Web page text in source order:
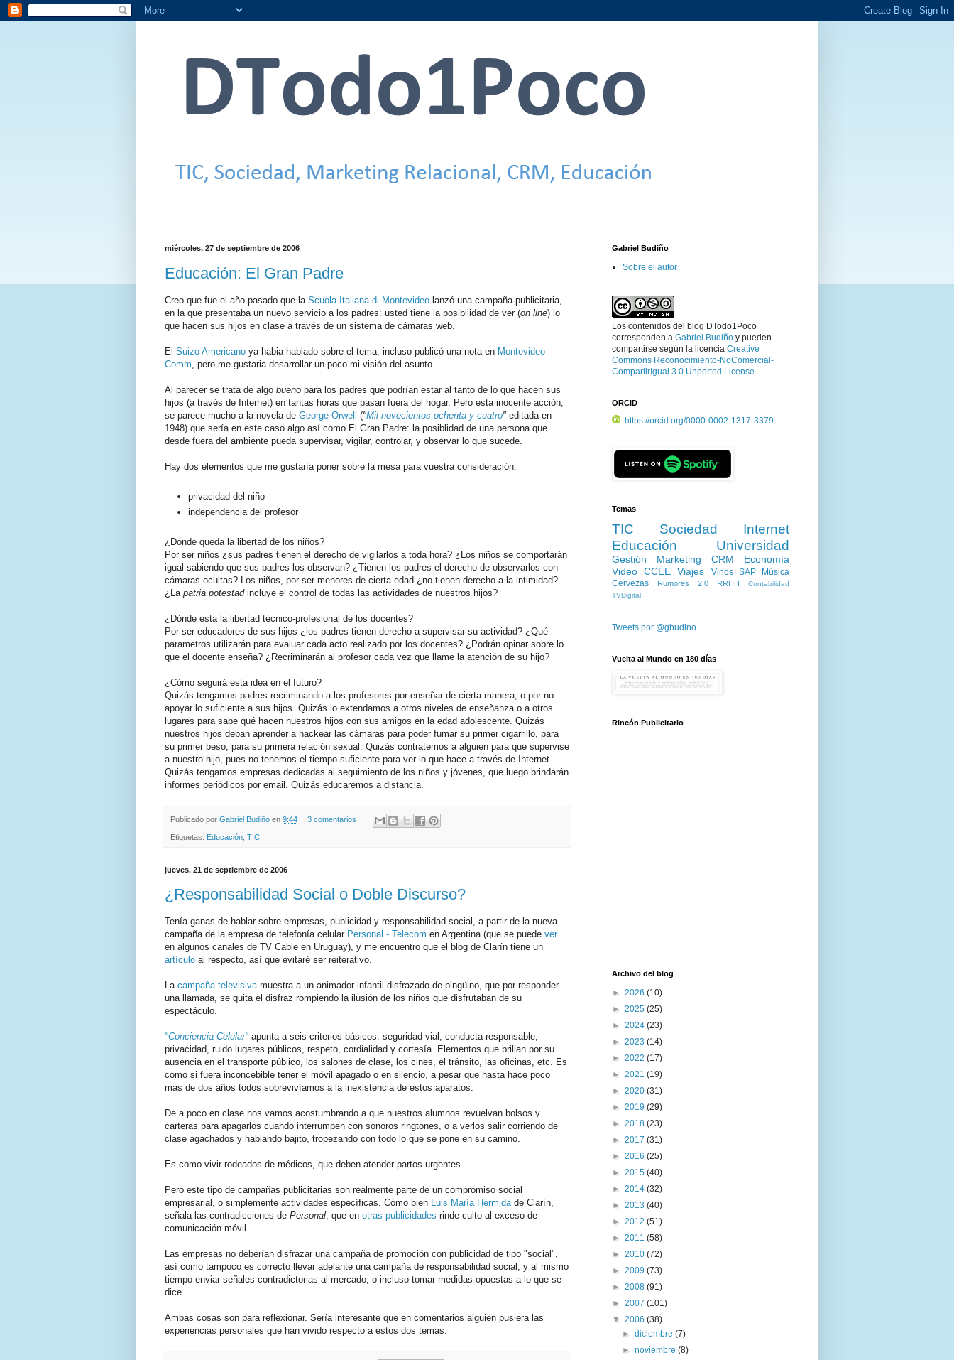
miércoles, 27 de septiembre de 2006
Educación: El Gran Padre
Creo que fue el año pasado que la Scuola Italiana di Montevideo lanzó una campaña publicitaria,
en la que presentaba un nuevo servicio a los padres: usted tiene la posibilidad de ver (on line) lo
que hacen sus hijos en clase a través de un sistema de cámaras web.
El Suizo Americano ya habia hablado sobre el tema, incluso publicó una nota en Montevideo
Comm , pero me gustaria desarrollar un poco mi visión del asunto.
Al parecer se trata de algo bueno para los padres que podrían estar al tanto de lo que hacen sus
hijos (a través de Internet) en tantas horas que pasan fuera del hogar. Pero esta inocente acción,
se parece mucho a la novela de George Orwell ("Mil novecientos ochenta y cuatro" editada en
1948) que sería en este caso algo así como El Gran Padre: la posiblidad de una persona que
desde fuera del ambiente pueda supervisar, vigilar, controlar, y observar lo que sucede.
Hay dos elementos que me gustaría poner sobre la mesa para vuestra consideración:
privacidad del niño
independencia del profesor
¿Dónde queda la libertad de los niños?
Por ser niños ¿sus padres tienen el derecho de vigilarlos a toda hora? ¿Los niños se comportarán
igual sabiendo que sus padres los observan? ¿Tienen los padres el derecho de observarlos con
cámaras ocultas? Los niños, por ser menores de cierta edad ¿no tienen derecho a la intimidad?
¿La patria potestadincluye el control de todas las actividades de nuestros hijos?
¿Dónde esta la libertad técnico-profesional de los docentes?
Por ser educadores de sus hijos ¿los padres tienen derecho a supervisar su actividad? ¿Qué
parametros utilizarán para evaluar cada acto realizado por los docentes? ¿Podrán opinar sobre lo
que el docente enseña? ¿Recriminarán al profesor cada vez que llame la atención de su hijo?
¿Cómo seguirá esta idea en el futuro?
Quizás tengamos padres recriminando a los profesores por enseñar de cierta manera, o por no
apoyar lo suficiente a sus hijos. Quizás lo extendamos a otros niveles de enseñanza o a otros
lugares para sabe qué hacen nuestros hijos con sus amigos en la edad adolescente. Quizás
nuestros hijos deban aprender a hackear las cámaras para poder fumar su primer cigarrillo, para
su primer beso, para su primera relación sexual. Quizás contratemos a alguien para que supervise
a nuestro hijo, pues no tenemos el tiempo suficiente para ver lo que hace a través de Internet.
Quizás tengamos empresas dedicadas al seguimiento de los niños y jóvenes, que luego brindarán
informes periódicos por email. Quizás educaremos a distancia.
Publicado por Gabriel Budiño en 9:44 3 comentarios
Etiquetas: Educación TIC
jueves, 21 de septiembre de 2006
¿Responsabilidad Social o Doble Discurso?
Tenía ganas de hablar sobre empresas, publicidad y responsabilidad social, a partir de la nueva
campaña de la empresa de telefonía celular Personal - Telecom en Argentina (que se puede ver
en algunos canales de TV Cable en Uruguay), y me encuentro que el blog de Clarín tiene un
artículo al respecto, así que evitaré ser reiterativo.
La campaña televisivamuestra a un animador infantil disfrazado de pingüino, que por responder
una llamada, se quita el disfraz rompiendo la ilusión de los niños que disfrutaban de su
espectáculo.
"Conciencia Celular" apunta a seis criterios básicos: seguridad vial, conducta responsable,
privacidad, ruido lugares públicos, respeto, cordialidad y cortesía. Elementos que brillan por su
ausencia en el transporte público, los salones de clase, los cines, el tránsito, las oficinas, etc. Es
como si fuera inconcebible tener el móvil apagado o en silencio, a pesar que hasta hace poco
más de dos años todos sobrevivíamos a la inexistencia de estos aparatos.
De a poco en clase nos vamos acostumbrando a que nuestros alumnos revuelvan bolsos y
carteras para apagarlos cuando interrumpen con sonoros ringtones, o a verlos salir corriendo de
clase agachados y hablando bajito, tropezando con todo lo que se pone en su camino.
Es como vivir rodeados de médicos, que deben atender partos urgentes.
Pero este tipo de campañas publicitarias son realmente parte de un compromiso social
empresarial, o simplemente actividades específicas. Cómo bien Luis María Hermidade Clarín,
señala las contradicciones de Personal, que en otras publicidades rinde culto al exceso de
comunicación móvil.
Las empresas no deberían disfrazar una campaña de promoción con publicidad de tipo "social",
así como tampoco es correcto llevar adelante una campaña de responsabilidad social, y al mismo
tiempo enviar señales contradictorias al mercado, o incluso tomar medidas opuestas a lo que se
dice.
Ambas cosas son para reflexionar. Sería interesante que en comentarios alguien pusiera las
experiencias personales que han vivido respecto a estos dos temas.
Gabriel Budiño
Sobre el autor
Los contenidos del blog DTodo1Poco
corresponden a Gabriel Budiño y pueden
compartirse según la licencia Creative
Commons Reconocimiento-NoComercial-
CompartirIgual 3.0 Unported License.
ORCID
https://orcid.org/0000-0002-1317-3379
Temas
TIC Sociedad
Internet
Educación
Universidad
Gestión Marketing CRM
Economía
Video CCEE Viajes Vinos SAP
Música
Cervezas
Rumores 2.0 RRHH
Contabilidad
TVDigital
Tweets por @gbudino
Vuelta al Mundo en 180 días
Rincón Publicitario
Archivo del blog
► 2026 (10)
► 2025 (25)
► 2024 (23)
► 2023 (14)
► 2022 (17)
► 2021 (19)
► 2020 (31)
► 2019 (29)
► 2018 (23)
► 2017 (31)
► 2016 (25)
► 2015 (40)
► 2014 (32)
► 2013 (40)
► 2012 (51)
► 2011 (58)
► 2010 (72)
► 2009 (73)
► 2008 (91)
► 2007 (101)
▼ 2006 (38)
►diciembre(7)
►noviembre(8)